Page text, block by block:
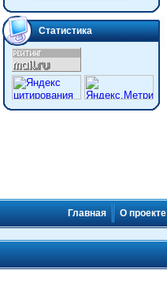
Статистика
Главная О проекте